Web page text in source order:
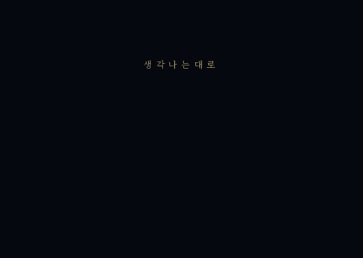
생각나는대로